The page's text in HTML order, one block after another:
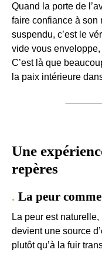
Quand la porte de
faire confiance à son
suspendu, c’est le
vide vous
C’est là que
la paix intérieure
Une
repères
La peur
La peur est
devient une source
plutôt qu’à la fuir